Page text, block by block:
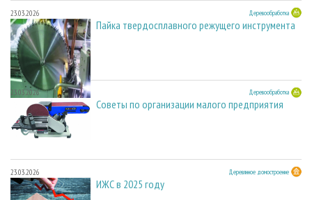
23.03.2026 Деревообработка
Пайка твердосплавного режущего инструмента
23.03.2026 Деревообработка
Советы по организации малого предприятия
23.03.2026 Деревянное домостроение
ИЖС в 2025 году